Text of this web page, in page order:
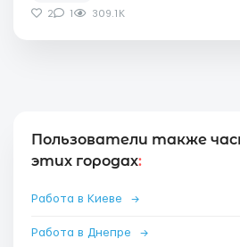
2 1 309.1K
Пользователи также
этих городах:
Работа в Киеве →
Работа в Днепре →